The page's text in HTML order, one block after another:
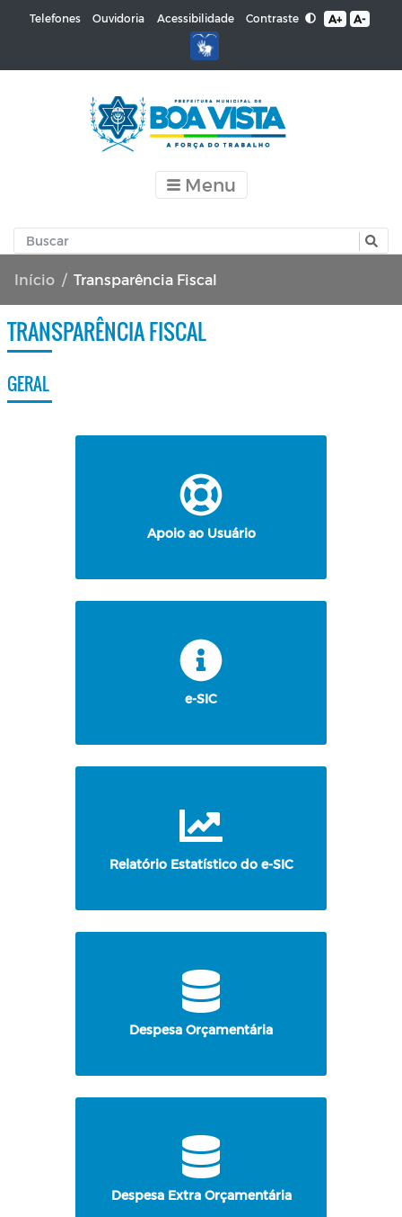
Telefones Ouvidoria Acessibilidade Contraste A+ A-
Menu
Início Transparência Fiscal
TRANSPARÊNCIA FISCAL
GERAL
Apoio ao Usuário
e-SIC
Relatório Estatístico do e-SIC
Despesa Orçamentária
Despesa Extra Orçamentária